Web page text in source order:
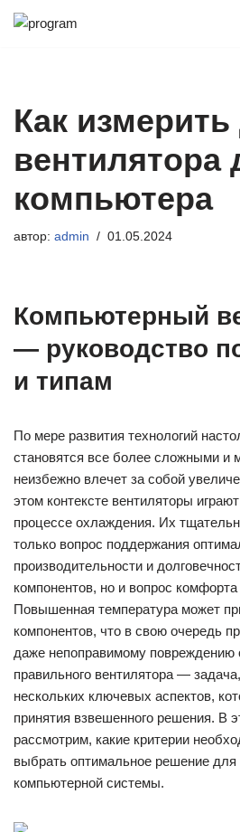
Как
вентилятора
компьютера
автор: admin 01.05.2024
Компьютерный
— руководство
и типам
По мере развития технологий
становятся все более сложными и
неизбежно влечет за собой
этом контексте вентиляторы
процессе охлаждения. Их
только вопрос поддержания
производительности и
компонентов, но и вопрос
Повышенная температура может
компонентов, что в свою очередь
даже непоправимому
правильного вентилятора —
нескольких ключевых аспектов,
принятия взвешенного решения. В
рассмотрим, какие критерии
выбрать оптимальное решение
компьютерной системы.